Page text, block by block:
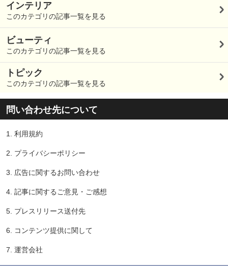
インテリア
このカテゴリの記事一覧を見る
ビューティ
このカテゴリの記事一覧を見る
トピック
このカテゴリの記事一覧を見る
問い合わせ先について
1. 利用規約
2. プライバシーポリシー
3. 広告に関するお問い合わせ
4. 記事に関するご意見・ご感想
5. プレスリリース送付先
6. コンテンツ提供に関して
7. 運営会社